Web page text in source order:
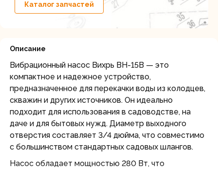
Каталог запчастей
Описание
Вибрационный насос Вихрь ВН-15В — это
компактное и надежное устройство,
предназначенное для перекачки воды из колодцев,
скважин и других источников. Он идеально
подходит для использования в садоводстве, на
даче и для бытовых нужд. Диаметр выходного
отверстия составляет 3/4 дюйма, что совместимо
с большинством стандартных садовых шлангов.
Насос обладает мощностью 280 Вт, что